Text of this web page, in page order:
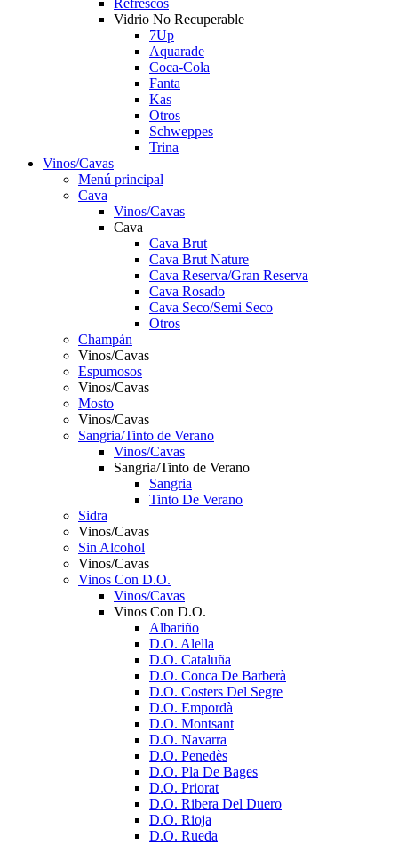
Refrescos
Vidrio No Recuperable
7Up
Aquarade
Coca-Cola
Fanta
Kas
Otros
Schweppes
Trina
Vinos/Cavas
Menú principal
Cava
Vinos/Cavas
Cava
Cava Brut
Cava Brut Nature
Cava Reserva/Gran Reserva
Cava Rosado
Cava Seco/Semi Seco
Otros
Champán
Vinos/Cavas
Espumosos
Vinos/Cavas
Mosto
Vinos/Cavas
Sangria/Tinto de Verano
Vinos/Cavas
Sangria/Tinto de Verano
Sangria
Tinto De Verano
Sidra
Vinos/Cavas
Sin Alcohol
Vinos/Cavas
Vinos Con D.O.
Vinos/Cavas
Vinos Con D.O.
Albariño
D.O. Alella
D.O. Cataluña
D.O. Conca De Barberà
D.O. Costers Del Segre
D.O. Empordà
D.O. Montsant
D.O. Navarra
D.O. Penedès
D.O. Pla De Bages
D.O. Priorat
D.O. Ribera Del Duero
D.O. Rioja
D.O. Rueda